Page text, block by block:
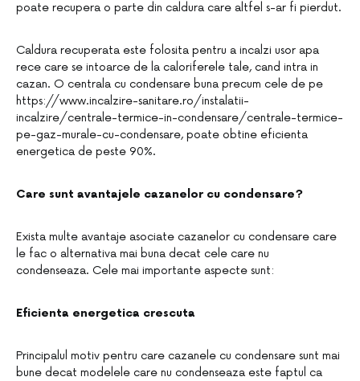
poate recupera o parte din caldura care altfel s-ar fi pierdut.
Caldura recuperata este folosita pentru a incalzi usor apa
rece care se intoarce de la caloriferele tale, cand intra in
cazan. O centrala cu condensare buna precum cele de pe
https://www.incalzire-sanitare.ro/instalatii-
incalzire/centrale-termice-in-condensare/centrale-termice-
pe-gaz-murale-cu-condensare, poate obtine eficienta
energetica de peste 90%.
Care sunt avantajele cazanelor cu condensare?
Exista multe avantaje asociate cazanelor cu condensare care
le fac o alternativa mai buna decat cele care nu
condenseaza. Cele mai importante aspecte sunt:
Eficienta energetica crescuta
Principalul motiv pentru care cazanele cu condensare sunt mai
bune decat modelele care nu condenseaza este faptul ca